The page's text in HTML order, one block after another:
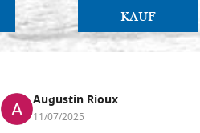
KAUF
Augustin Rioux
11/07/2025